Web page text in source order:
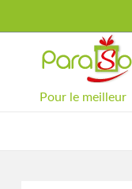
Pour le meilleur